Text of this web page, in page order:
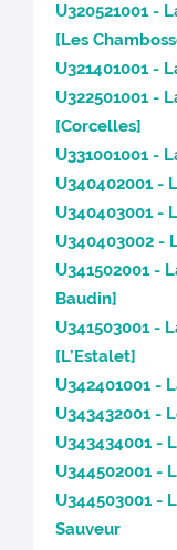
U320521001 -
[Les
U321401001 -
U322501001 -
[Corcelles]
U331001001 -
U340402001 -
U340403001 -
U340403002 -
U341502001 -
Baudin]
U341503001 -
[L’Estalet]
U342401001 -
U343432001 -
U343434001 -
U344502001 -
U344503001 -
Sauveur